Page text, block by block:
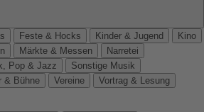
Feste & Hocks Kinder & Jugend
Kino
Märkte & Messen
Narretei
Pop & Jazz
Sonstige Musik
& Bühne Vereine
Vortrag & Lesung